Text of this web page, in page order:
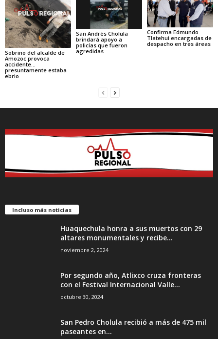
Sobrino del alcalde de
Amozoc provoca
accidente…
presuntamente estaba
ebrio
San Andrés Cholula
brindará apoyo a
policías que fueron
agredidas
Confirma Edmundo
Tlatehui encargadas de
despacho en tres áreas
Incluso más noticias
Huaquechula honra a sus muertos con 29
altares monumentales y recibe...
noviembre 2, 2024
Por segundo año, Atlixco cruza fronteras
con el Festival Internacional Valle...
octubre 30, 2024
San Pedro Cholula recibió a más de 475 mil
paseantes en...